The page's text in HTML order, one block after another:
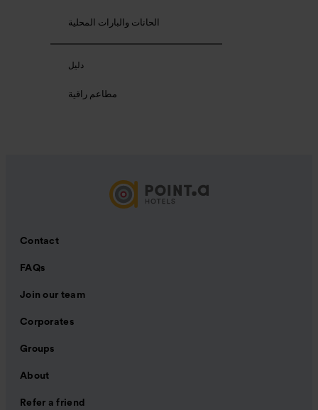
الحانات والبارات المحلية
دليل
مطاعم راقية
Contact
FAQs
Join our team
Corporates
Groups
About
Refer a friend